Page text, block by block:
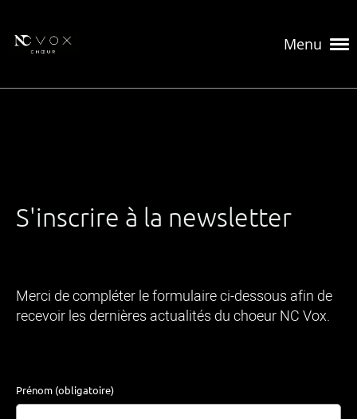
Menu
S'inscrire à la newsletter
Merci de compléter le formulaire ci-dessous afin de
recevoir les dernières actualités du choeur NC Vox.
Prénom (obligatoire)